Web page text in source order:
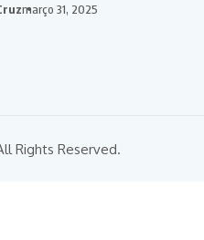
março 31, 2025
Rights Reserved.